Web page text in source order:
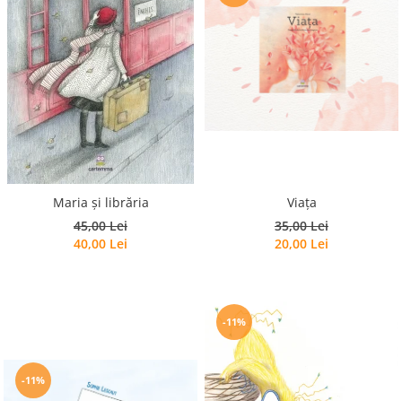
Maria și librăria
45,00 Lei
40,00 Lei
Viața
35,00 Lei
20,00 Lei
-11%
-11%